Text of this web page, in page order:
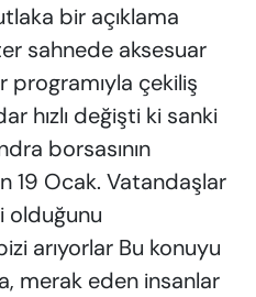
bir açıklama
sahnede aksesuar
programıyla çekiliş
hızlı değişti ki sanki
borsasının
19 Ocak. Vatandaşlar
olduğunu
arıyorlar Bu konuyu
merak eden insanlar